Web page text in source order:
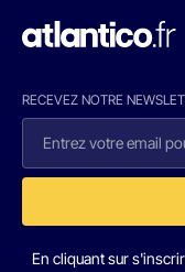
RECEVEZ NOTRE
En cliquant sur